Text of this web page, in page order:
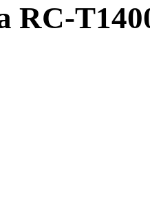
RC-